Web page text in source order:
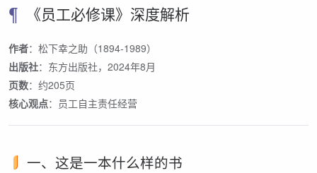
《员工必修课》深度解析
作者：松下幸之助（1894-1989）
出版社：东方出版社，2024年8月
页数：约205页
核心观点：员工自主责任经营
一、这是一本什么样的书